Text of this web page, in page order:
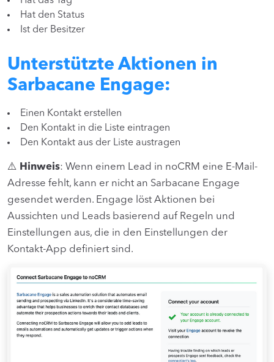
Hat den Status
Ist der Besitzer
Unterstützte Aktionen in
Sarbacane Engage:
Einen Kontakt erstellen
Den Kontakt in die Liste eintragen
Den Kontakt aus der Liste austragen
⚠️ Hinweis: Wenn einem Lead in noCRM eine E-Mail-
Adresse fehlt, kann er nicht an Sarbacane Engage
gesendet werden. Engage löst Aktionen bei
Aussichten und Leads basierend auf Regeln und
Einstellungen aus, die in den Einstellungen der
Kontakt-App definiert sind.